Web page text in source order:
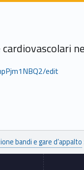
edit
bandi e gare d’appalto